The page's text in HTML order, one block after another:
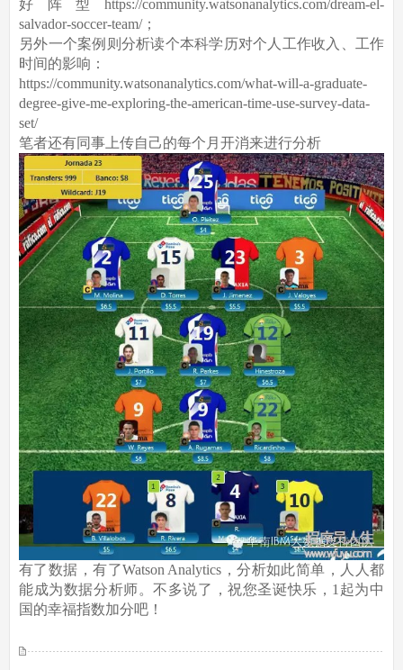
好阵型https://community.watsonanalytics.com/dream-el-
salvador-soccer-team/；
另外一个案例则分析读个本科学历对个人工作收入、工作
时间的影响：
https://community.watsonanalytics.com/what-will-a-graduate-
degree-give-me-exploring-the-american-time-use-survey-data-
set/
笔者还有同事上传自己的每个月开消来进行分析
有了数据，有了Watson Analytics，分析如此简单，人人都
能成为数据分析师。不多说了，祝您圣诞快乐，1起为中
国的幸福指数加分吧！